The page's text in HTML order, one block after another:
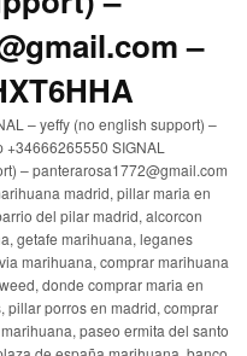
–
– yeffy (no english support) –
SIGNAL
– panterarosa1772@gmail.com
madrid, pillar maria en
del pilar madrid, alcorcon
getafe marihuana, leganes
marihuana, comprar marihuana
donde comprar maria en
pillar porros en madrid, comprar
paseo ermita del santo